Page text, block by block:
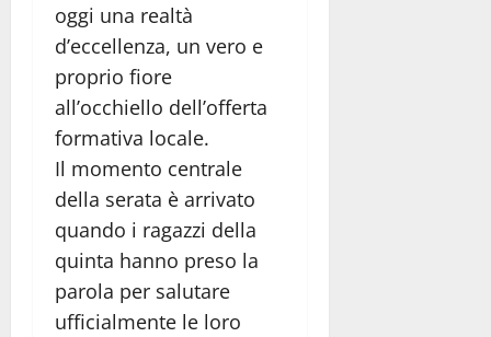
oggi una realtà
d’eccellenza, un vero e
proprio fiore
all’occhiello dell’offerta
formativa locale.
Il momento centrale
della serata è arrivato
quando i ragazzi della
quinta hanno preso la
parola per salutare
ufficialmente le loro